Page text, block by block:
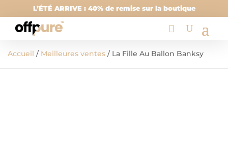
L’ÉTÉ ARRIVE : 40% de remise sur la boutique
Accueil / Meilleures ventes / La Fille Au Ballon Banksy